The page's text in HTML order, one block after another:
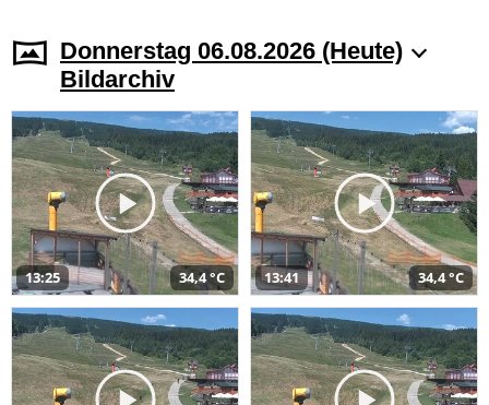
Donnerstag 06.08.2026 (Heute)
Bildarchiv
13:25 34,4 °C 13:41 34,4 °C